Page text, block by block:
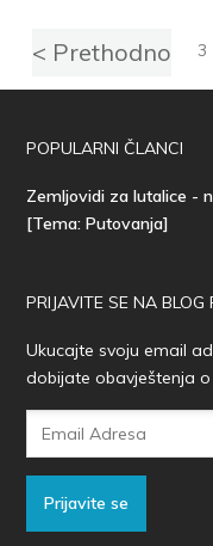
< Prethodno
1 … 3
POPULARNI ČLANCI
Zemljovidi za lutalice -
[Tema: Putovanja]
PRIJAVITE SE NA BLOG
Ukucajte svoju email
dobijate obavještenja
Prijavite se